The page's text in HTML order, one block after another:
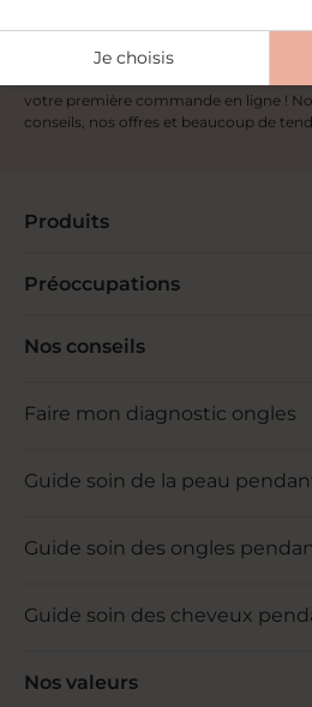
votre première commande en ligne !
conseils, nos offres et beaucoup de
Produits
Préoccupations
Nos conseils
Faire mon diagnostic ongles
Guide soin de la peau
Guide soin des ongles
Guide soin des cheveux
Nos valeurs
Je choisis